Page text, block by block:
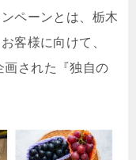
ペーンとは、栃木
客様に向けて、
画された『独自の